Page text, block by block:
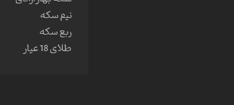
نیم سکه
ربع سکه
طلای 18 عیار